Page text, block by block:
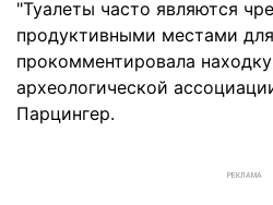
"Туалеты часто являются
продуктивными местами
прокомментировала
археологической
Парцингер.
РЕКЛАМА